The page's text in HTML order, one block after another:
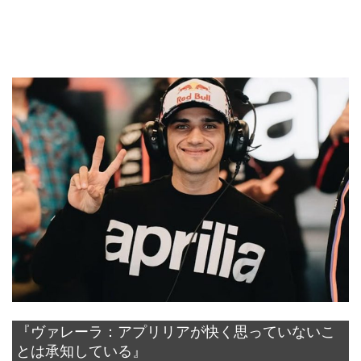
『ヴァレーラ：アプリリアが快く思っていないこ
とは承知している』